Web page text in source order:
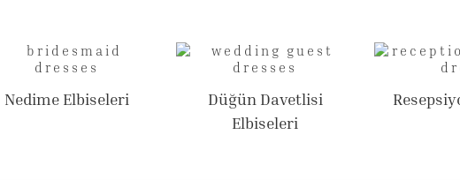
Nedime Elbiseleri
Düğün Davetlisi
Elbiseleri